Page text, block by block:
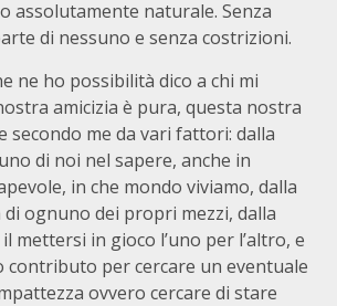
assolutamente naturale. Senza
di nessuno e senza costrizioni.
ne ho possibilità dico a chi mi
amicizia è pura, questa nostra
secondo me da vari fattori: dalla
di noi nel sapere, anche in
in che mondo viviamo, dalla
di ognuno dei propri mezzi, dalla
mettersi in gioco l’uno per l’altro, e
per cercare un eventuale
ovvero cercare di stare